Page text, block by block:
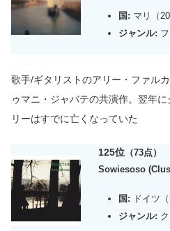
国: マリ（
ジャンル:
歌手/ギタリストのアリー・ファル
ゥマニ・ジャバテの共演作。翌年
リーはすでに亡くなっていた
125位 （73点）
Sowiesoso
国: ドイツ（
ジャンル: